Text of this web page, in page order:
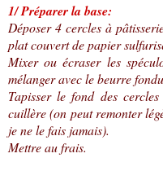
1/ Préparer la base:
Déposer 4 cercles à
plat couvert de papier
Mixer ou écraser les
mélanger avec le beurre
Tapisser le fond des
cuillère (on peut remonter
je ne le fais jamais).
Mettre au frais.